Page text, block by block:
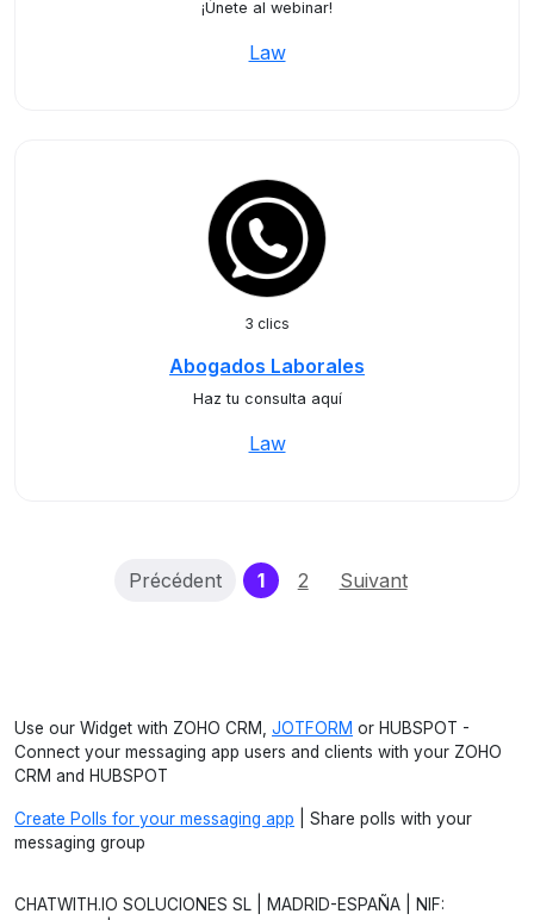
¡Únete al webinar!
Law
3 clics
Abogados Laborales
Haz tu consulta aquí
Law
Précédent 1(current)
2 Suivant
Use our Widget with ZOHO CRM, JOTFORM or HUBSPOT -
Connect your messaging app users and clients with your ZOHO
CRM and HUBSPOT
Create Polls for your messaging app | Share polls with your
messaging group
CHATWITH.IO SOLUCIONES SL | MADRID-ESPAÑA | NIF: